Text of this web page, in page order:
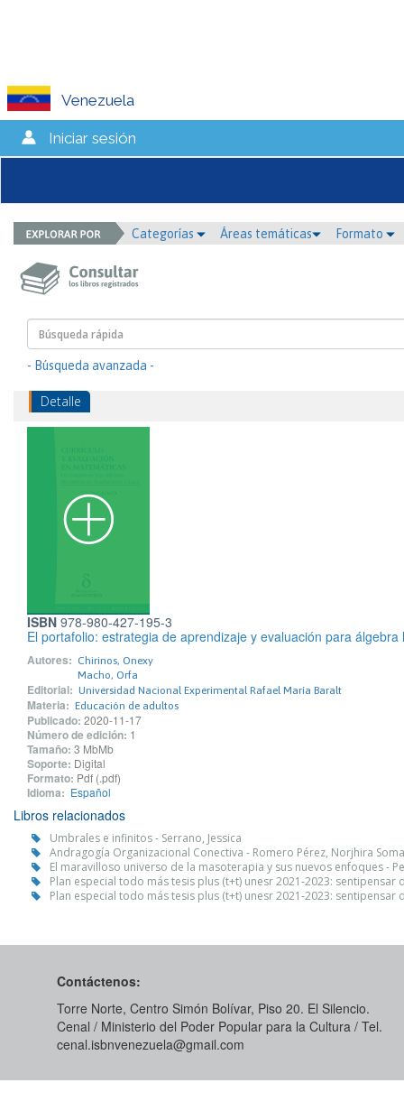
Venezuela
Iniciar sesión
Categorías Áreas temáticas Formato
- Búsqueda avanzada -
Detalle
ISBN 978-980-427-195-3
El portafolio: estrategia de aprendizaje y evaluación para álgebra
Autores: Chirinos, Onexy
Macho, Orfa
Editorial: Universidad Nacional Experimental Rafael María Baralt
Materia: Educación de adultos
Publicado: 2020-11-17
Número de edición: 1
Tamaño: 3 MbMb
Soporte: Digital
Formato: Pdf (.pdf)
Idioma: Español
Libros relacionados
Umbrales e infinitos - Serrano, Jessica
Andragogía Organizacional Conectiva - Romero Pérez, Norjhira
El maravilloso universo de la masoterapia y sus nuevos enfoques -
Plan especial todo más tesis plus (t+t) unesr 2021‑2023: sentipensar
Plan especial todo más tesis plus (t+t) unesr 2021‑2023: sentipensar
Contáctenos:
Torre Norte, Centro Simón Bolívar, Piso 20. El Silencio.
Cenal / Ministerio del Poder Popular para la Cultura / Tel.
cenal.isbnvenezuela@gmail.com